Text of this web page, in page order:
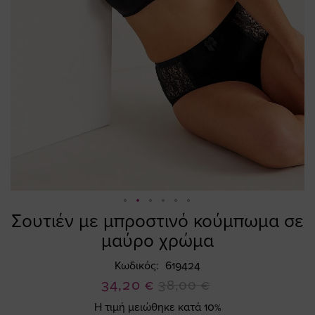
Σουτιέν με μπροστινό κούμπωμα σε
μαύρο χρώμα
Κωδικός 619424
Ειδική
Τιμή
34,20 € 38,00 €
Η τιμή μειώθηκε κατά 10%
Skip